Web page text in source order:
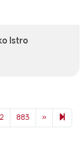
Istro
883 »Next page